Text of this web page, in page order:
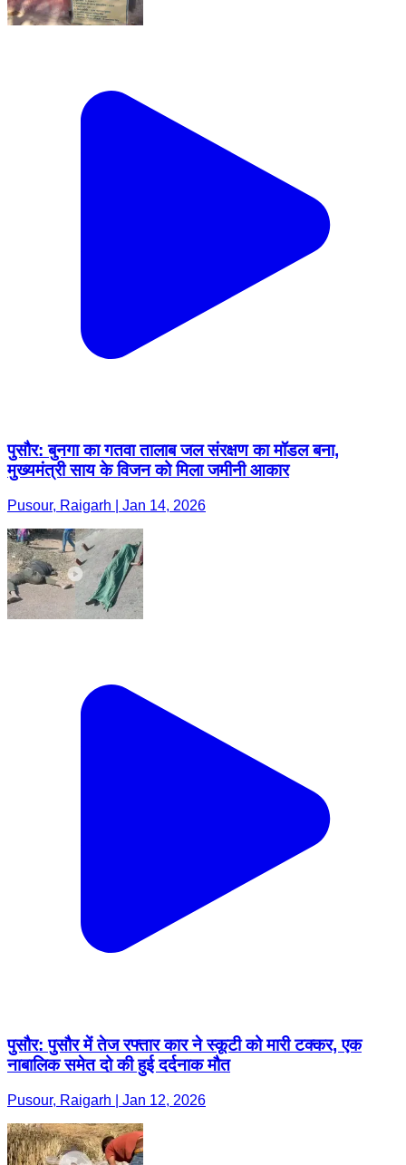
पुसौर: बुनगा का गतवा तालाब जल संरक्षण का मॉडल बना,
मुख्यमंत्री साय के विजन को मिला जमीनी आकार
Pusour, Raigarh | Jan 14, 2026
पुसौर: पुसौर में तेज रफ्तार कार ने स्कूटी को मारी टक्कर, एक
नाबालिक समेत दो की हुई दर्दनाक मौत
Pusour, Raigarh | Jan 12, 2026